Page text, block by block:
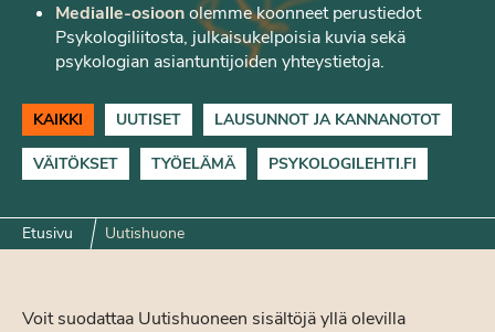
Medialle-osioonolemme koonneet perustiedot
Psykologiliitosta, julkaisukelpoisia kuvia sekä
psykologian asiantuntijoiden yhteystietoja.
KAIKKI UUTISET LAUSUNNOT JA KANNANOTOT
VÄITÖKSET TYÖELÄMÄ PSYKOLOGILEHTI.FI
Etusivu Uutishuone
Voit suodattaa Uutishuoneen sisältöjä yllä olevilla